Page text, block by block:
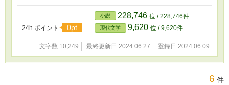
24h.ポイント 0pt
小説 228,746 位 / 228,746件
現代文学 9,620 位 / 9,620件
文字数 10,249 最終更新日 2024.06.27 登録日 2024.06.09
6 件